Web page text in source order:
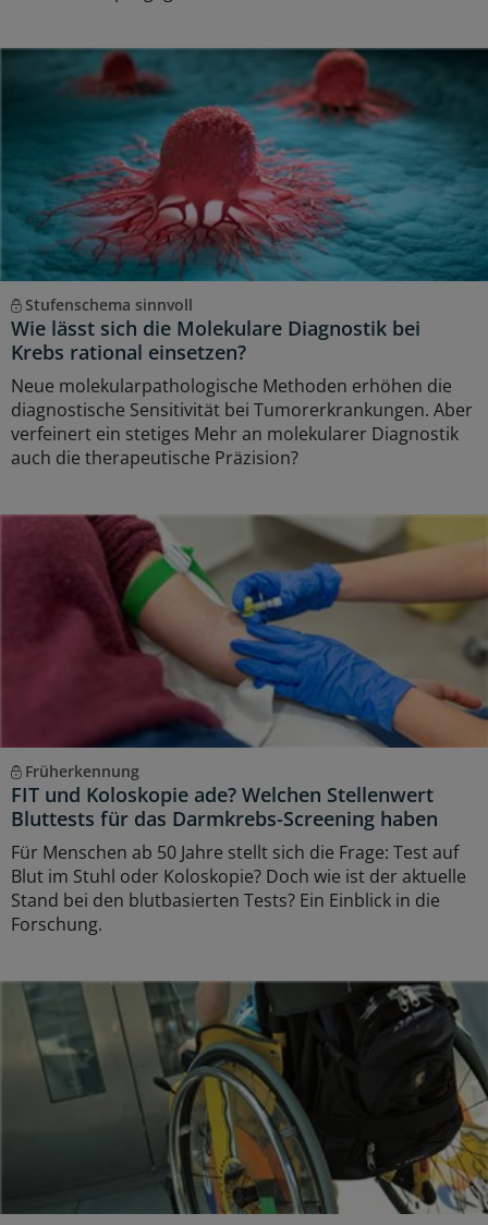
Stufenschema sinnvoll
Wie lässt sich die Molekulare Diagnostik bei
Krebs rational einsetzen?
Neue molekularpathologische Methoden erhöhen die
diagnostische Sensitivität bei Tumorerkrankungen. Aber
verfeinert ein stetiges Mehr an molekularer Diagnostik
auch die therapeutische Präzision?
Früherkennung
FIT und Koloskopie ade? Welchen Stellenwert
Bluttests für das Darmkrebs-Screening haben
Für Menschen ab 50 Jahre stellt sich die Frage: Test auf
Blut im Stuhl oder Koloskopie? Doch wie ist der aktuelle
Stand bei den blutbasierten Tests? Ein Einblick in die
Forschung.